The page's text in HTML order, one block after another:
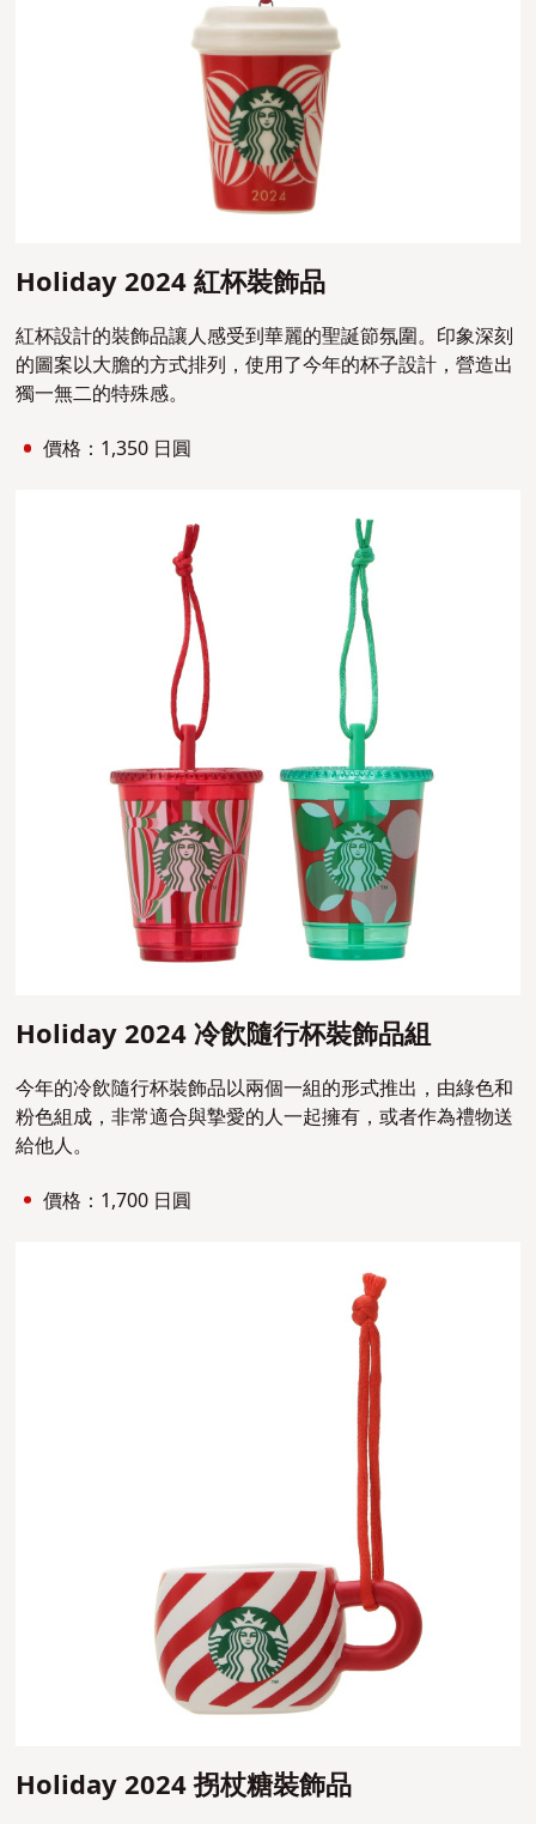
Holiday 2024 紅杯裝飾品
紅杯設計的裝飾品讓人感受到華麗的聖誕節氛圍。印象深刻
的圖案以大膽的方式排列，使用了今年的杯子設計，營造出
獨一無二的特殊感。
價格：1,350 日圓
Holiday 2024 冷飲隨行杯裝飾品組
今年的冷飲隨行杯裝飾品以兩個一組的形式推出，由綠色和
粉色組成，非常適合與摯愛的人一起擁有，或者作為禮物送
給他人。
價格：1,700 日圓
Holiday 2024 拐杖糖裝飾品